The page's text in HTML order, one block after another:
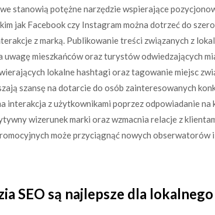
stanowią potężne narzędzie wspierające
jak Facebook czy Instagram można dotrzeć do
z marką. Publikowanie treści związanych z
uwagę mieszkańców oraz turystów odwiedzających
lokalne hashtagi oraz tagowanie miejsc
szansę na dotarcie do osób zainteresowanych
interakcja z użytkownikami poprzez odpowiadanie na
wizerunek marki oraz wzmacnia relacje z
może przyciągnąć nowych obserwatorów
SEO są najlepsze dla